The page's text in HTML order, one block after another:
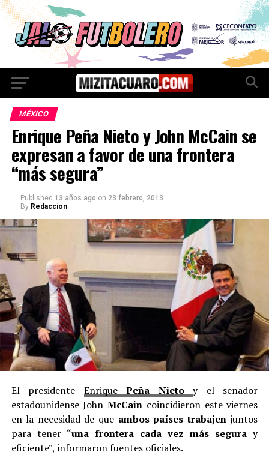
MÉXICO
Enrique Peña Nieto y John McCain se
expresan a favor de una frontera
“más segura”
Published 13 años ago on 23 febrero, 2013
By Redaccion
El presidente EnriquePeña Nieto
y el senador
estadounidense JohnMcCain coincidieron este viernes
en la necesidad de queambos países trabajenjuntos
para tener “una frontera cada vez más segura y
eficiente”, informaron fuentes oficiales.